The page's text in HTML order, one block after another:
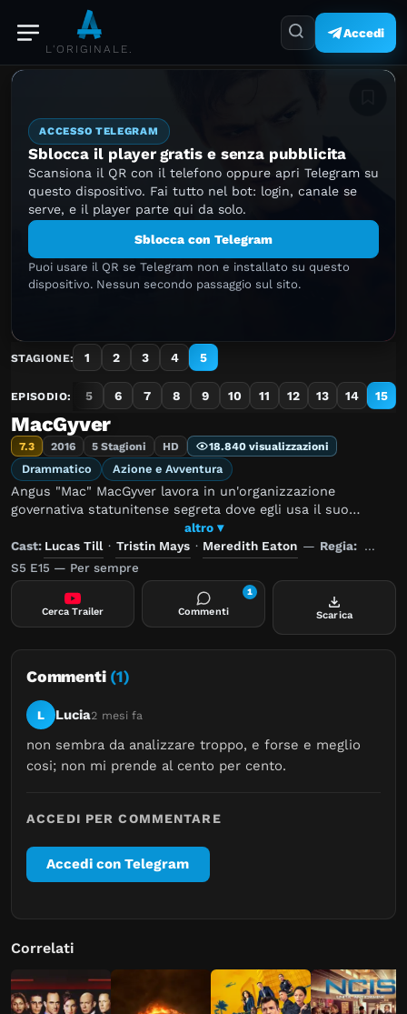
L'ORIGINALE.
Accedi
ACCESSO TELEGRAM
Sblocca il player gratis e senza pubblicita
Scansiona il QR con il telefono oppure apri Telegram su
questo dispositivo. Fai tutto nel bot: login, canale se
serve, e il player parte qui da solo.
Sblocca con Telegram
Puoi usare il QR se Telegram non e installato su questo
dispositivo. Nessun secondo passaggio sul sito.
STAGIONE: 1 2 3 4 5
EPISODIO:
3 4 5 6 7 8 9 10 11 12 13 14 15
MacGyver
7.3 2016 5 Stagioni HD 18.840 visualizzazioni
Drammatico Azione e Avventura
Angus "Mac" MacGyver lavora in un'organizzazione
governativa statunitense segreta dove egli usa il suo
straordinario talento per risolvere i problemi e la sua vasta
conoscenza della scienza per salvare vite umane.
altro ▾
Cast: Lucas Till· Tristin Mays · Meredith Eaton — Regia:
S5 E15 — Per sempre
Cerca Trailer Commenti
1
Scarica
Commenti (1)
L Lucia2 mesi fa
non sembra da analizzare troppo, e forse e meglio
cosi; non mi prende al cento per cento.
ACCEDI PER COMMENTARE
Accedi con Telegram
Correlati